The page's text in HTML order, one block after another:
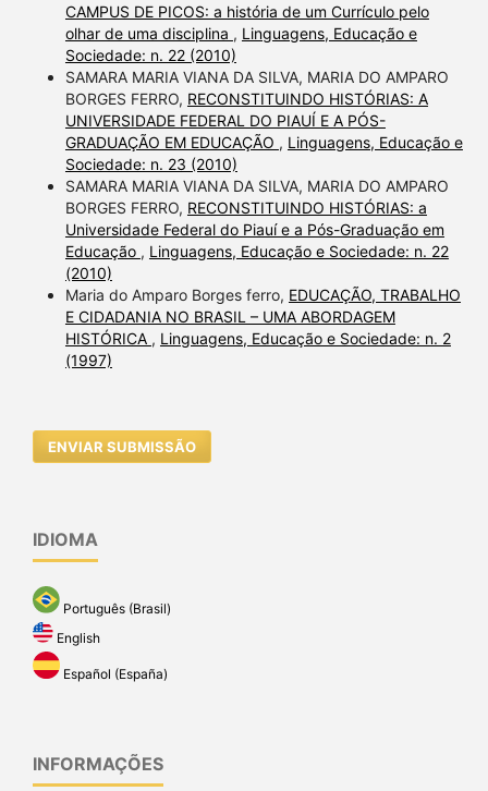
CAMPUS DE PICOS: a história de um Currículo pelo
olhar de uma disciplina , Linguagens, Educação e
Sociedade: n. 22 (2010)
SAMARA MARIA VIANA DA SILVA, MARIA DO AMPARO
BORGES FERRO, RECONSTITUINDO HISTÓRIAS: A
UNIVERSIDADE FEDERAL DO PIAUÍ E A PÓS-
GRADUAÇÃO EM EDUCAÇÃO , Linguagens, Educação e
Sociedade: n. 23 (2010)
SAMARA MARIA VIANA DA SILVA, MARIA DO AMPARO
BORGES FERRO, RECONSTITUINDO HISTÓRIAS: a
Universidade Federal do Piauí e a Pós-Graduação em
Educação , Linguagens, Educação e Sociedade: n. 22
(2010)
Maria do Amparo Borges ferro, EDUCAÇÃO, TRABALHO
E CIDADANIA NO BRASIL – UMA ABORDAGEM
HISTÓRICA , Linguagens, Educação e Sociedade: n. 2
(1997)
ENVIAR SUBMISSÃO
IDIOMA
Português (Brasil)
English
Español (España)
INFORMAÇÕES